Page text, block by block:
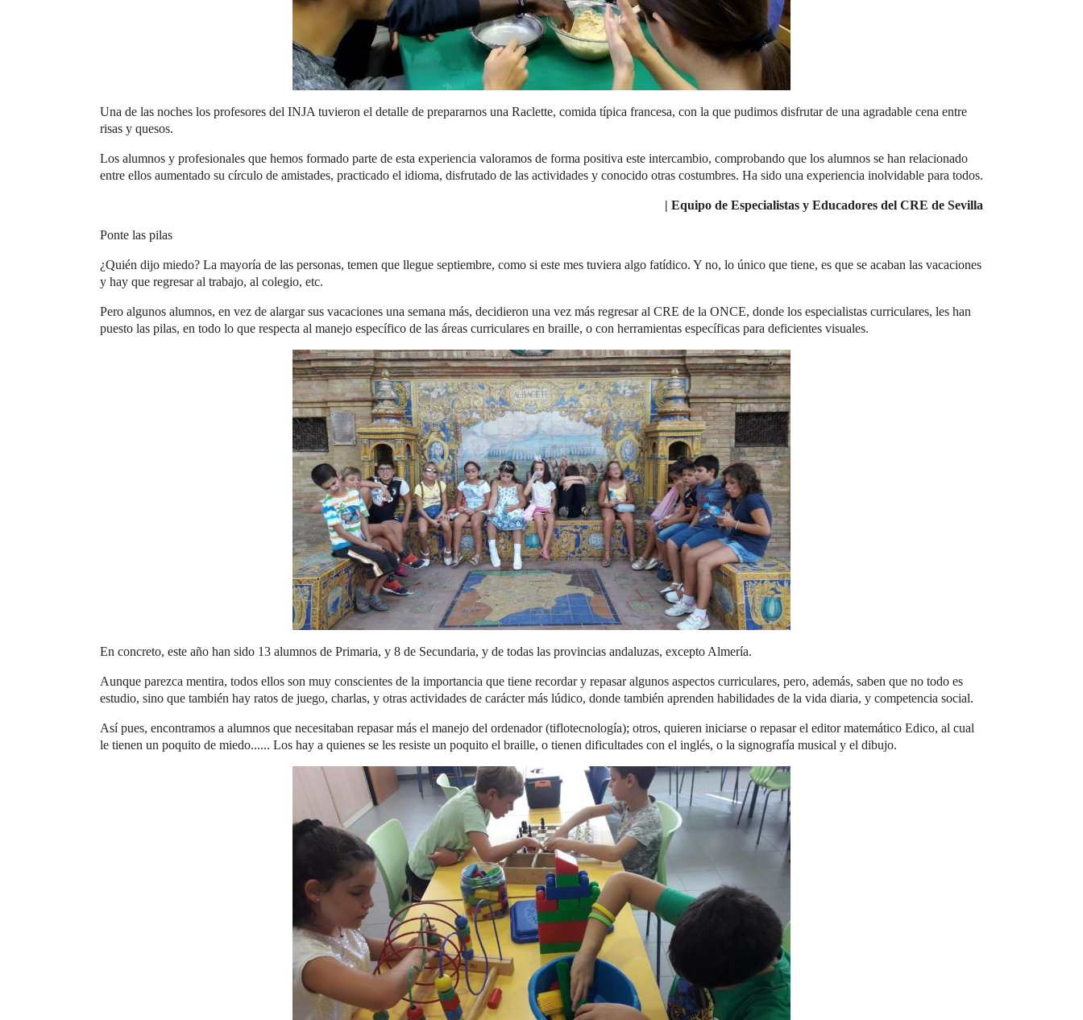
Una de las noches los profesores del INJA tuvieron el detalle de prepararnos una Raclette, comida típica francesa, con la que pudimos disfrutar de una agradable cena entre
risas y quesos.
Los alumnos y profesionales que hemos formado parte de esta experiencia valoramos de forma positiva este intercambio, comprobando que los alumnos se han relacionado
entre ellos aumentado su círculo de amistades, practicado el idioma, disfrutado de las actividades y conocido otras costumbres. Ha sido una experiencia inolvidable para todos.
| Equipo de Especialistas y Educadores del CRE de Sevilla
Ponte las pilas
¿Quién dijo miedo? La mayoría de las personas, temen que llegue septiembre, como si este mes tuviera algo fatídico. Y no, lo único que tiene, es que se acaban las vacaciones
y hay que regresar al trabajo, al colegio, etc.
Pero algunos alumnos, en vez de alargar sus vacaciones una semana más, decidieron una vez más regresar al CRE de la ONCE, donde los especialistas curriculares, les han
puesto las pilas, en todo lo que respecta al manejo específico de las áreas curriculares en braille, o con herramientas específicas para deficientes visuales.
En concreto, este año han sido 13 alumnos de Primaria, y 8 de Secundaria, y de todas las provincias andaluzas, excepto Almería.
Aunque parezca mentira, todos ellos son muy conscientes de la importancia que tiene recordar y repasar algunos aspectos curriculares, pero, además, saben que no todo es
estudio, sino que también hay ratos de juego, charlas, y otras actividades de carácter más lúdico, donde también aprenden habilidades de la vida diaria, y competencia social.
Así pues, encontramos a alumnos que necesitaban repasar más el manejo del ordenador (tiflotecnología); otros, quieren iniciarse o repasar el editor matemático Edico, al cual
le tienen un poquito de miedo...... Los hay a quienes se les resiste un poquito el braille, o tienen dificultades con el inglés, o la signografía musical y el dibujo.